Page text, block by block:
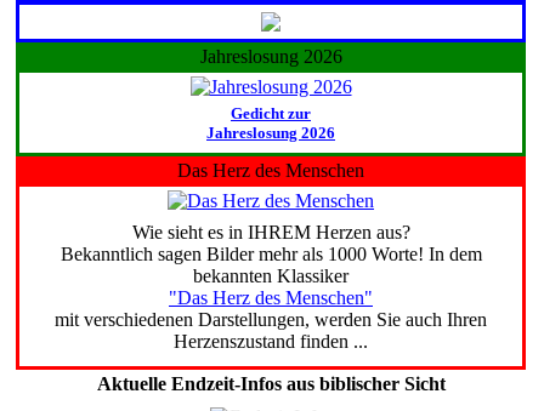
Jahreslosung 2026
Gedicht zur
Jahreslosung 2026
Das Herz des Menschen
Wie sieht es in IHREM Herzen aus?
Bekanntlich sagen Bilder mehr als 1000 Worte! In dem
bekannten Klassiker
"Das Herz des Menschen"
mit verschiedenen Darstellungen, werden Sie auch Ihren
Herzenszustand finden ...
Aktuelle Endzeit-Infos aus biblischer Sicht